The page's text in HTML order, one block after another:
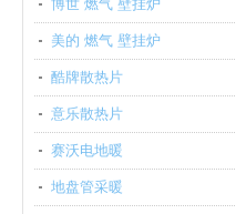
博世 燃气 壁挂炉
美的 燃气 壁挂炉
酷牌散热片
意乐散热片
赛沃电地暖
地盘管采暖